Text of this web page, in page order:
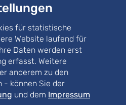
energieoptimierte
und 25.000
auf der nachfolgenden
auf kleineren
für statistische
Website laufend für
Daten werden erst
erfasst. Weitere
anderem zu den
- können Sie der
und dem Impressum